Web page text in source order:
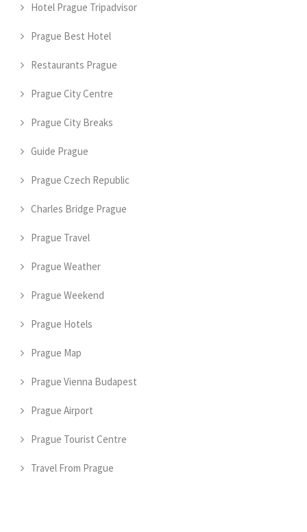
Hotel Prague Tripadvisor
Prague Best Hotel
Restaurants Prague
Prague City Centre
Prague City Breaks
Guide Prague
Prague Czech Republic
Charles Bridge Prague
Prague Travel
Prague Weather
Prague Weekend
Prague Hotels
Prague Map
Prague Vienna Budapest
Prague Airport
Prague Tourist Centre
Travel From Prague